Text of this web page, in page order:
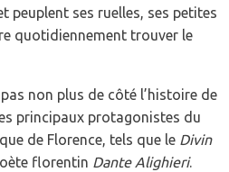
peuplent ses ruelles, ses petites
quotidiennement trouver le
non plus de côté l’histoire de
principaux protagonistes du
de Florence, tels que le Divin
florentin Dante Alighieri.